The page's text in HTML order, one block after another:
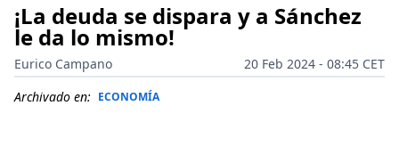
¡La deuda se dispara y a Sánchez
le da lo mismo!
Eurico Campano
20 Feb 2024 - 08:45 CET
Archivado en: ECONOMÍA